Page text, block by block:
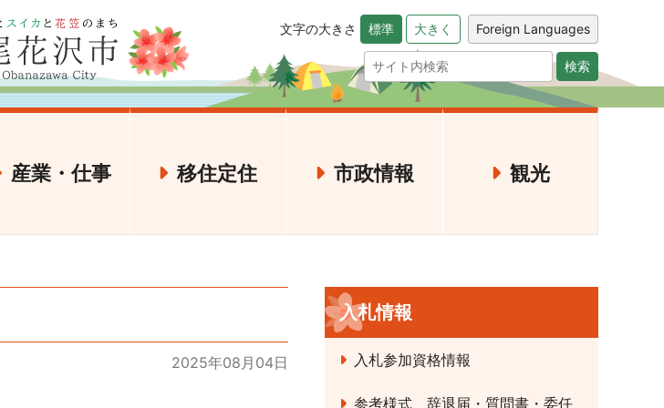
文字の大きさ 標準 大きく Foreign Languages
検索
産業・仕事 移住定住 市政情報 観光
2025年08月04日
入札情報
入札参加資格情報
参考様式 辞退届・質問書・委任